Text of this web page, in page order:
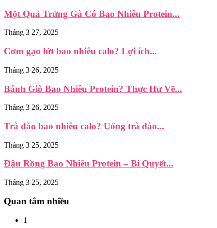
Một Quả Trứng Gà Có Bao Nhiêu Protein...
Tháng 3 27, 2025
Cơm gạo lứt bao nhiêu calo? Lợi ích...
Tháng 3 26, 2025
Bánh Giò Bao Nhiêu Protein? Thực Hư Về...
Tháng 3 26, 2025
Trà đào bao nhiêu calo? Uống trà đào...
Tháng 3 25, 2025
Đậu Rồng Bao Nhiêu Protein – Bí Quyết...
Tháng 3 25, 2025
Quan tâm nhiều
1